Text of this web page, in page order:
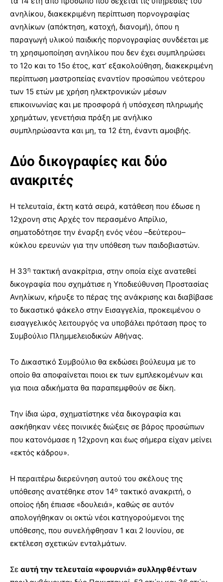
ανηλίκου, διακεκριμένη περίπτωση πορνογραφίας
ανηλίκων (απόκτηση, κατοχή, διανομή), όπου η
παραγωγή υλικού παιδικής πορνογραφίας συνδέεται με
τη χρησιμοποίηση ανηλίκου που δεν έχει συμπληρώσει
το 12ο και το 15ο έτος, κατ’ εξακολούθηση, διακεκριμένη
περίπτωση μαστροπείας εναντίον προσώπου νεότερου
των 15 ετών με χρήση ηλεκτρονικών μέσων
επικοινωνίας και με προσφορά ή υπόσχεση πληρωμής
χρημάτων, γενετήσια πράξη με ανήλικο
συμπληρώσαντα και μη, τα 12 έτη, έναντι αμοιβής.
Δύο δικογραφίες και δύο
ανακριτές
Η τελευταία, έκτη κατά σειρά, κατάθεση που έδωσε η
12χρονη στις Αρχές τον περασμένο Απρίλιο,
σηματοδότησε την έναρξη ενός νέου –δεύτερου–
κύκλου ερευνών για την υπόθεση των παιδοβιαστών.
Η 33η τακτική ανακρίτρια, στην οποία είχε ανατεθεί
δικογραφία που σχημάτισε η Υποδιεύθυνση Προστασίας
Ανηλίκων, κήρυξε το πέρας της ανάκρισης και διαβίβασε
το δικαστικό φάκελο στην Εισαγγελία, προκειμένου ο
εισαγγελικός λειτουργός να υποβάλει πρόταση προς το
Συμβούλιο Πλημμελειοδικών Αθήνας.
Το Δικαστικό Συμβούλιο θα εκδώσει βούλευμα με το
οποίο θα αποφαίνεται ποιοι εκ των εμπλεκομένων και
για ποια αδικήματα θα παραπεμφθούν σε δίκη.
Την ίδια ώρα, σχηματίστηκε νέα δικογραφία και
ασκήθηκαν νέες ποινικές διώξεις σε βάρος προσώπων
που κατονόμασε η 12χρονη και έως σήμερα είχαν μείνει
«εκτός κάδρου».
Η περαιτέρω διερεύνηση αυτού του σκέλους της
υπόθεσης ανατέθηκε στον 14ο τακτικό ανακριτή, ο
οποίος ήδη έπιασε «δουλειά», καθώς σε αυτόν
απολογήθηκαν οι οκτώ νέοι κατηγορούμενοι της
υπόθεσης, που συνελήφθησαν 1 και 2 Ιουνίου, σε
εκτέλεση σχετικών ενταλμάτων.
Σε αυτή την τελευταία «φουρνιά» συλληφθέντων